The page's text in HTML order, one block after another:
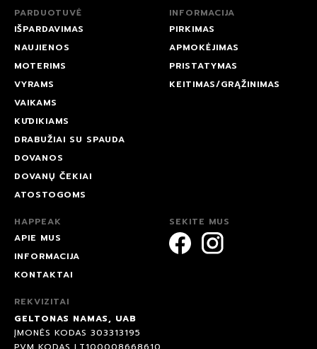
PARDUOTUVĖ
IŠPARDAVIMAS
NAUJIENOS
MOTERIMS
VYRAMS
VAIKAMS
KŪDIKIAMS
DRABUŽIAI SU SPAUDA
DOVANOS
DOVANŲ ČEKIAI
ATOSTOGOMS
INFORMACIJA
PIRKIMAS
APMOKĖJIMAS
PRISTATYMAS
KEITIMAS/GRĄŽINIMAS
HAPPEAK
APIE MUS
INFORMACIJA
KONTAKTAI
SEKITE MUS
REKVIZITAI
GELTONAS NAMAS, UAB
ĮMONĖS KODAS 303313195